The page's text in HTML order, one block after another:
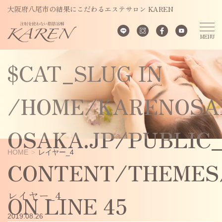
大阪府八尾市の結果にこだわるエステサロン KAREN
VARIABLE
$CAT_SLUG IN
/HOME/
OSAKA.JP/
CONTENT/
ON LINE 45
HOME レイヤー_4
レイヤー_4
2019.08.26